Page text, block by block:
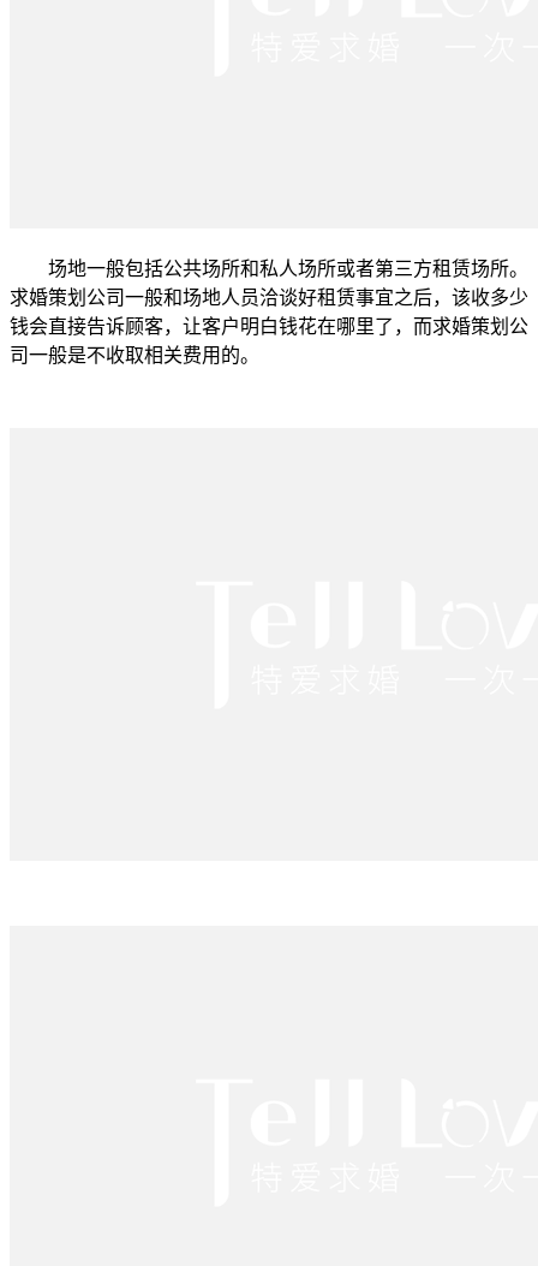
场地一般包括公共场所和私人场所或者第三方租赁场所。
求婚策划公司一般和场地人员洽谈好租赁事宜之后，该收多少
钱会直接告诉顾客，让客户明白钱花在哪里了，而求婚策划公
司一般是不收取相关费用的。